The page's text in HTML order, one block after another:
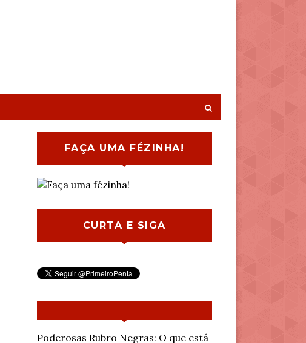
FAÇA UMA FÉZINHA!
CURTA E SIGA
Poderosas Rubro Negras: O que está